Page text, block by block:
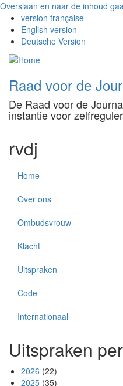
Overslaan en naar de inhoud
version française
English version
Deutsche Version
Raad voor de
De Raad voor de
instantie voor
rvdj
Home
Over ons
Ombudsvrouw
Klacht
Uitspraken
Code
Internationaal
Uitspraken
2026 (22)
2025 (35)